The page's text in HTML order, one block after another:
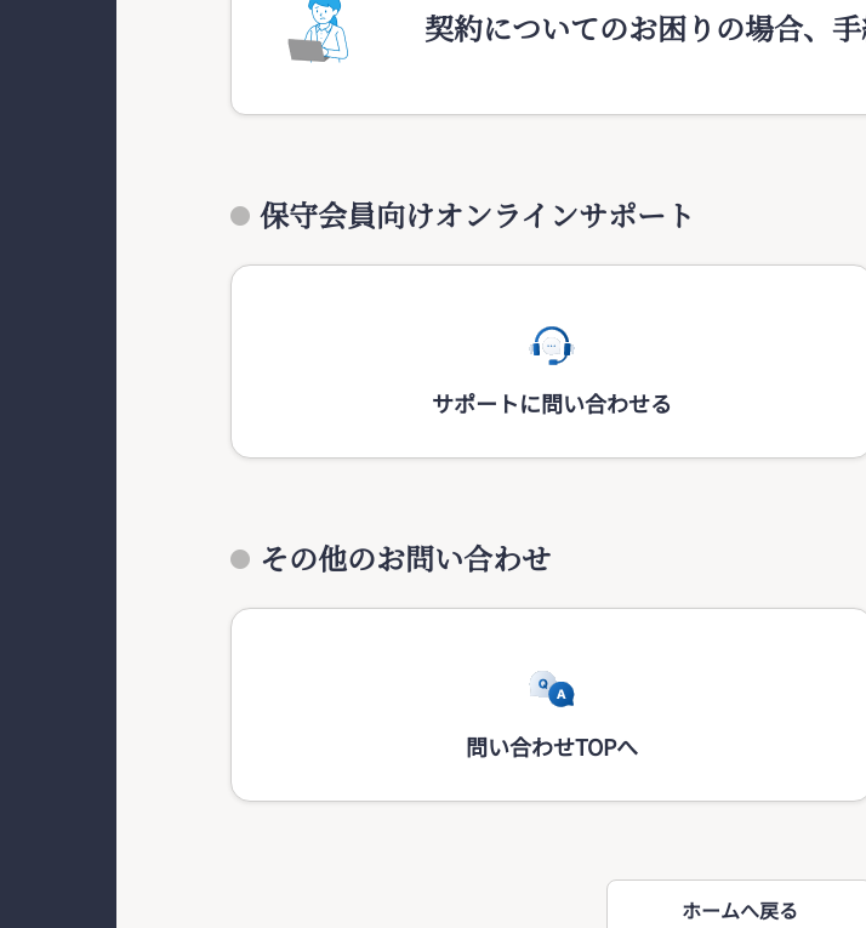
契約についてのお困りの場合、
保守会員向けオンラインサポート
サポートに問い合わせる
その他のお問い合わせ
問い合わせTOPへ
ホームへ戻る